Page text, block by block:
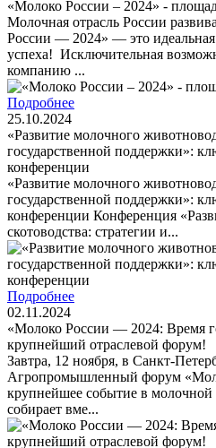
«Молоко России – 2024» -
Молочная отрасль России
России — 2024» — это
успеха! Исключительная
компанию ...
Подробнее
25.10.2024
«Развитие молочного
государственной поддержки»:
конференции
«Развитие молочного
государственной поддержки»:
конференции Конференция
скотоводства: стратегии и...
Подробнее
02.11.2024
«Молоко России — 2024: Время
крупнейший отраслевой форум!
Завтра, 12 ноября, в Санкт-
Агропромышленный форум
крупнейшее событие в молочной
собирает вме...